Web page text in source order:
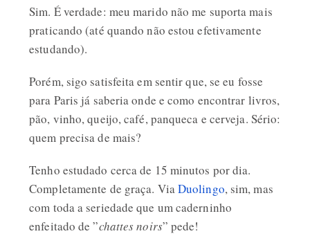
Sim. É verdade: meu marido não me suporta mais
praticando (até quando não estou efetivamente
estudando).
Porém, sigo satisfeita em sentir que, se eu fosse
para Paris já saberia onde e como encontrar livros,
pão, vinho, queijo, café, panqueca e cerveja. Sério:
quem precisa de mais?
Tenho estudado cerca de 15 minutos por dia.
Completamente de graça. Via Duolingo, sim, mas
com toda a seriedade que um caderninho
enfeitado de ”chattes noirs” pede!